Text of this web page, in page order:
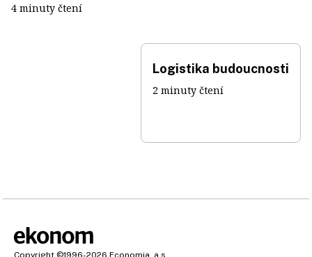
4 minuty čtení
Logistika budoucnosti
2 minuty čtení
Copyright ©1996-2026 Economia, a.s.